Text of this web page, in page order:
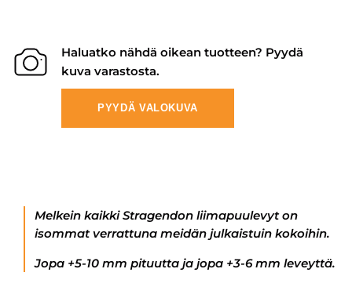
Haluatko nähdä oikean tuotteen? Pyydä
kuva varastosta.
PYYDÄ VALOKUVA
Melkein kaikki Stragendon liimapuulevyt on
isommat verrattuna meidän julkaistuin kokoihin.
Jopa +5-10 mm pituutta ja jopa +3-6 mm leveyttä.